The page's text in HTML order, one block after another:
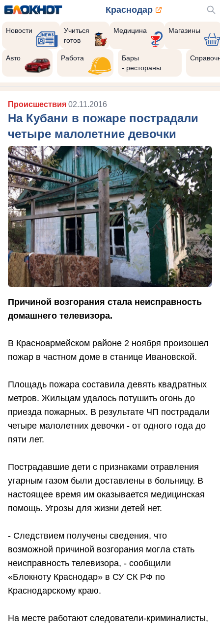
Краснодар
Новости
Учиться
готов
Медицина Магазины
Авто Работа
Бары
- рестораны
Происшествия 02.11.2016
На Кубани в пожаре пострадали
четыре малолетние девочки
Причиной возгорания стала неисправность
домашнего телевизора.
В Красноармейском районе 2 ноября произошел
пожар в частном доме в станице Ивановской.
Площадь пожара составила девять квадратных
метров. Жильцам удалось потушить огонь до
приезда пожарных. В результате ЧП пострадали
четыре малолетних девочки - от одного года до
пяти лет.
Пострадавшие дети с признаками отравления
угарным газом были доставлены в больницу. В
настоящее время им оказывается медицинская
помощь. Угрозы для жизни детей нет.
- Следствием получены сведения, что
возможной причиной возгорания могла стать
неисправность телевизора, - сообщили
«Блокноту Краснодар» в СУ СК РФ по
Краснодарскому краю.
На месте работают следователи-криминалисты,